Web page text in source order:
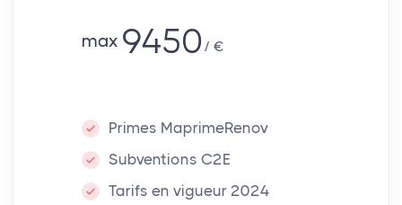
max 9450 €
Primes MaprimeRenov
Subventions C2E
Tarifs en vigueur 2024